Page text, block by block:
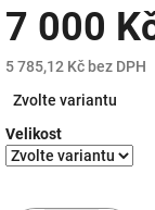
7 000
5 785,12 Kč bez DPH
cena:
Zvolte variantu
Velikost